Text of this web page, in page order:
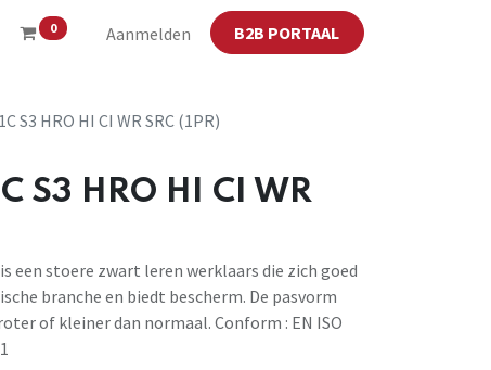
0 Aanmelden B2B PORTAAL
S3 HRO HI CI WR SRC (1PR)
S3 HRO HI CI WR
een stoere zwart leren werklaars die zich goed
branche en biedt bescherm. De pasvorm
of kleiner dan normaal. Conform : EN ISO